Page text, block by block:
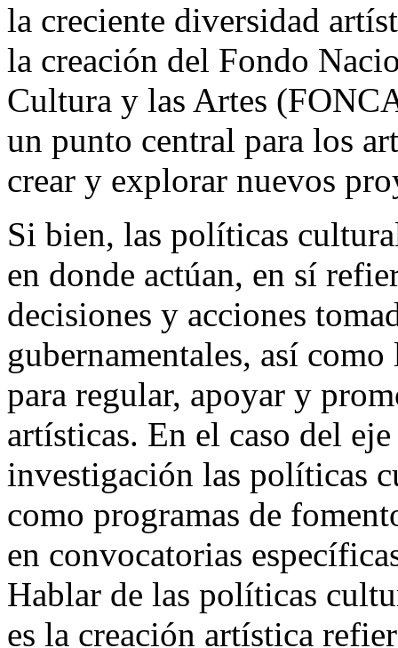
la creciente diversidad
la creación del Fondo
Cultura y las Artes
un punto central para los
crear y explorar nuevos
Si bien, las políticas
en donde actúan, en sí
decisiones y acciones
gubernamentales, así
para regular, apoyar y
artísticas. En el caso del eje
investigación las políticas
como programas de
en convocatorias
Hablar de las políticas
es la creación artística